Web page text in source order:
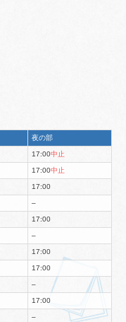
夜の部
17:00中止
17:00中止
17:00
–
17:00
–
17:00
17:00
–
17:00
–